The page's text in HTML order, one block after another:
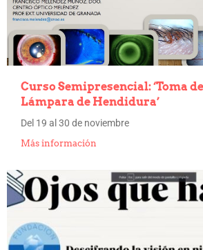
Curso Semipresencial: ‘Toma
Lámpara de Hendidura’
Del 19 al 30 de noviembre
Más información